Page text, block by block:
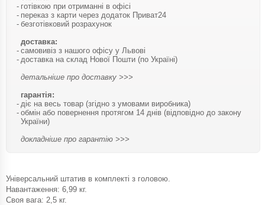
готівкою при отриманні в офісі
переказ з карти через додаток Приват24
безготівковий розрахунок
доставка:
самовивіз з нашого офісу у Львові
доставка на склад Нової Пошти (по Україні)
детальніше про доставку >>>
гарантія:
діє на весь товар (згідно з умовами виробника)
обмін або повернення протягом 14 днів (відповідно до закону
України)
докладніше про гарантію >>>
Універсальний штатив в комплекті з головою.
Навантаження: 6,99 кг.
Своя вага: 2,5 кг.